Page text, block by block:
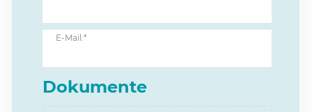
E-Mail:*
Dokumente